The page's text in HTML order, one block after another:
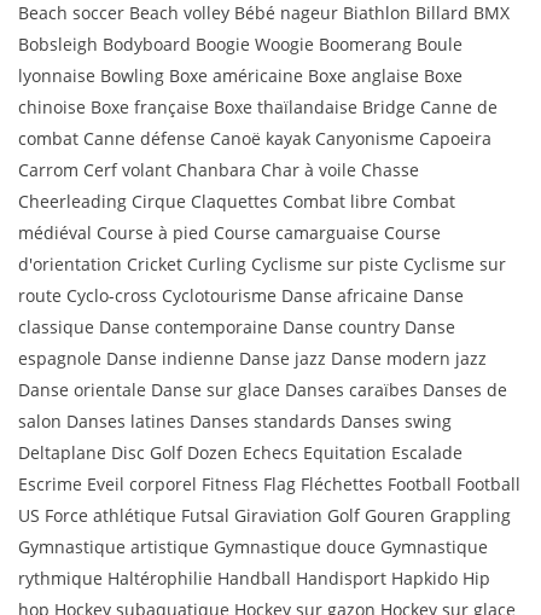
Beach soccer Beach volley Bébé nageur Biathlon Billard BMX
Bobsleigh Bodyboard Boogie Woogie Boomerang Boule
lyonnaise Bowling Boxe américaine Boxe anglaise Boxe
chinoise Boxe française Boxe thaïlandaise Bridge Canne de
combat Canne défense Canoë kayak Canyonisme Capoeira
Carrom Cerf volant Chanbara Char à voile Chasse
Cheerleading Cirque Claquettes Combat libre Combat
médiéval Course à pied Course camarguaise Course
d'orientation Cricket Curling Cyclisme sur piste Cyclisme sur
route Cyclo-cross Cyclotourisme Danse africaine Danse
classique Danse contemporaine Danse country Danse
espagnole Danse indienne Danse jazz Danse modern jazz
Danse orientale Danse sur glace Danses caraïbes Danses de
salon Danses latines Danses standards Danses swing
Deltaplane Disc Golf Dozen Echecs Equitation Escalade
Escrime Eveil corporel Fitness Flag Fléchettes Football Football
US Force athlétique Futsal Giraviation Golf Gouren Grappling
Gymnastique artistique Gymnastique douce Gymnastique
rythmique Haltérophilie Handball Handisport Hapkido Hip
hop Hockey subaquatique Hockey sur gazon Hockey sur glace